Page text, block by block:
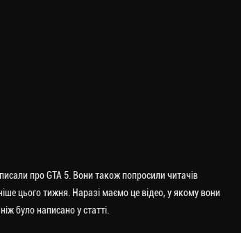
про GTA 5. Вони також попросили читачів
цього тижня. Наразі маємо це відео, у якому вони
було написано у статті.